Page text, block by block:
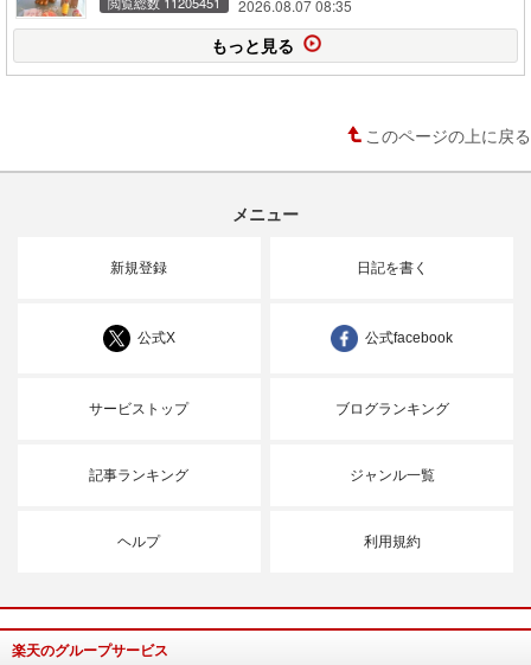
2026.08.07 08:35
もっと見る
このページの上に戻る
メニュー
新規登録 日記を書く
公式X 公式facebook
サービストップ ブログランキング
記事ランキング ジャンル一覧
ヘルプ 利用規約
楽天のグループサービス